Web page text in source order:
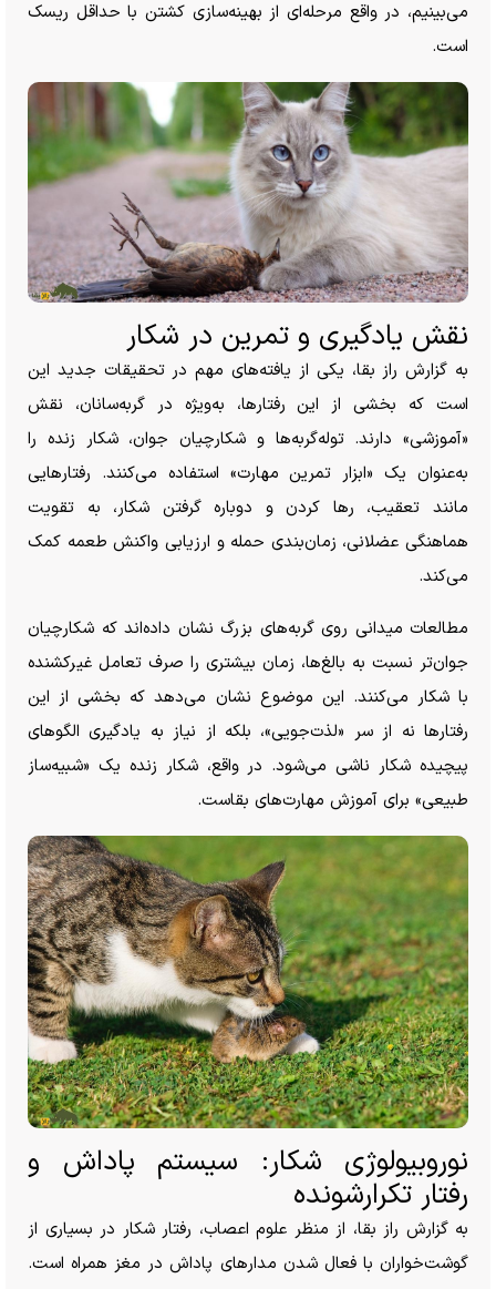
می‌بینیم، در واقع مرحله‌ای از بهینه‌سازی کشتن با حداقل ریسک
است.
نقش یادگیری و تمرین در شکار
به گزارش راز بقا، یکی از یافته‌های مهم در تحقیقات جدید این
است که بخشی از این رفتارها، به‌ویژه در گربه‌سانان، نقش
«آموزشی» دارند. توله‌گربه‌ها و شکارچیان جوان، شکار زنده را
به‌عنوان یک «ابزار تمرین مهارت» استفاده می‌کنند. رفتار‌هایی
مانند تعقیب، رها کردن و دوباره گرفتن شکار، به تقویت
هماهنگی عضلانی، زمان‌بندی حمله و ارزیابی واکنش طعمه کمک
می‌کند.
مطالعات میدانی روی گربه‌های بزرگ نشان داده‌اند که شکارچیان
جوان‌تر نسبت به بالغ‌ها، زمان بیشتری را صرف تعامل غیرکشنده
با شکار می‌کنند. این موضوع نشان می‌دهد که بخشی از این
رفتار‌ها نه از سر «لذت‌جویی»، بلکه از نیاز به یادگیری الگو‌های
پیچیده شکار ناشی می‌شود. در واقع، شکار زنده یک «شبیه‌ساز
طبیعی» برای آموزش مهارت‌های بقاست.
نوروبیولوژی شکار: سیستم پاداش و
رفتار تکرارشونده
به گزارش راز بقا، از منظر علوم اعصاب، رفتار شکار در بسیاری از
گوشت‌خواران با فعال شدن مدار‌های پاداش در مغز همراه است.